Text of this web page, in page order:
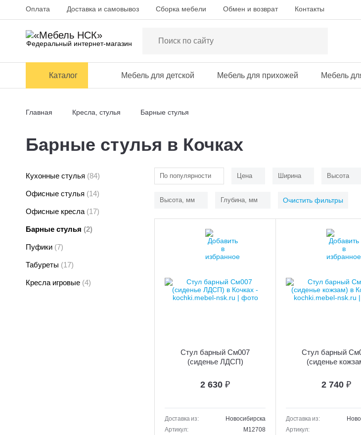
Оплата Доставка и самовывоз Сборка мебели Обмен и возврат Контакты
Федеральный интернет-магазин
Каталог Мебель для детской Мебель для прихожей Мебель
Главная Кресла, стулья Барные стулья
Барные стулья в Кочках
Кухонные стулья (84)
Офисные стулья (14)
Офисные кресла (17)
Барные стулья (2)
Пуфики (7)
Табуреты (17)
Кресла игровые (4)
По популярности Цена Ширина Высота
Высота, мм Глубина, мм Очистить фильтры
Стул барный См007
(сиденье ЛДСП)
2 630 ₽
Доставка из:
Новосибирска
Артикул:
M12708
Стул барный
(сиденье
2 740 ₽
Доставка из:
Артикул: